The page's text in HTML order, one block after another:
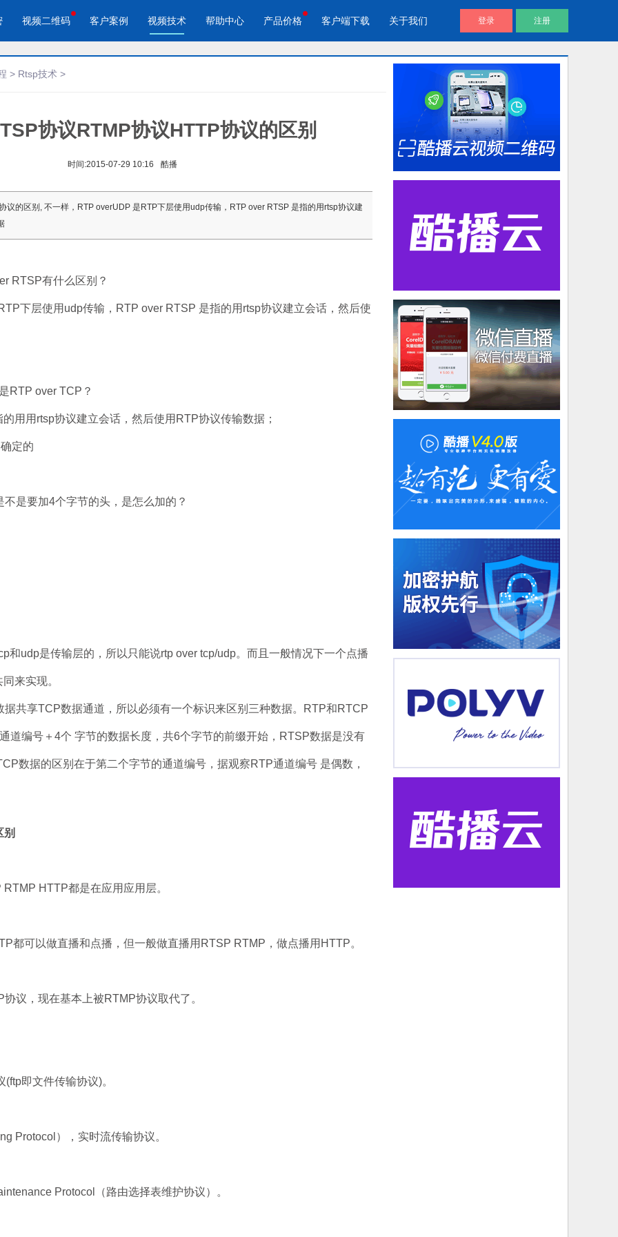
播云 | 企业视频轻松上云
费稳定无广告视频云服务
酷播云视频二维码
自动生成视频二维码
酷播V4 | 免费视频播放器
帮助用户通过代码直接调用视频文
件进放播放
视频二维码
传
频来展示产品新功能、新特
教学网站
在线教育在线教学应用场景 企业视频宣传，提升企业形象
报
景的工作汇报、年度总结、
目
体育培训 视频说明书
产品视频说明书，产品安装应用视
客户案例 视频技术 帮助中心 产品价格 客户端下载 关于我们 登录 注册
> Rtsp技术 >
协议RTMP协议HTTP协议的区别
时间:2015-07-29 10:16 酷播
议的区别, 不一样，RTP overUDP 是RTP下层使用udp传输，RTP over RTSP 是指的用rtsp协议建
RTSP有什么区别？
下层使用udp传输，RTP over RTSP 是指的用rtsp协议建立会话，然后使
RTP over TCP？
用用rtsp协议建立会话，然后使用RTP协议传输数据；
定的
是要加4个字节的头，是怎么加的？
和udp是传输层的，所以只能说rtp over tcp/udp。而且一般情况下一个点播
来实现。
共享TCP数据通道，所以必须有一个标识来区别三种数据。RTP和RTCP
道编号＋4个 字节的数据长度，共6个字节的前缀开始，RTSP数据是没有
数据的区别在于第二个字节的通道编号，据观察RTP通道编号 是偶数，
别
HTTP都是在应用应用层。
都可以做直播和点播，但一般做直播用RTSP RTMP，做点播用HTTP。
议，现在基本上被RTMP协议取代了。
即文件传输协议)。
Protocol），实时流传输协议。
Protocol（路由选择表维护协议）。